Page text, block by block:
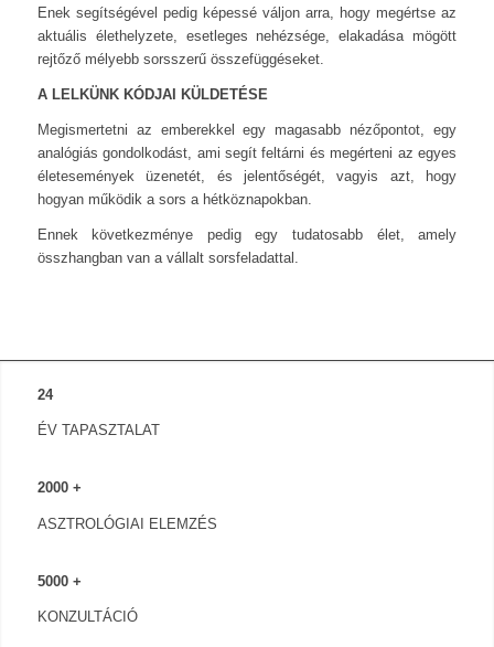
Enek segítségével pedig képessé váljon arra, hogy megértse az
aktuális élethelyzete, esetleges nehézsége, elakadása mögött
rejtőző mélyebb sorsszerű összefüggéseket.
A LELKÜNK KÓDJAI KÜLDETÉSE
Megismertetni az emberekkel egy magasabb nézőpontot, egy
analógiás gondolkodást, ami segít feltárni és megérteni az egyes
életesemények üzenetét, és jelentőségét, vagyis azt, hogy
hogyan működik a sors a hétköznapokban.
Ennek következménye pedig egy tudatosabb élet, amely
összhangban van a vállalt sorsfeladattal.
24
ÉV TAPASZTALAT
2000+
ASZTROLÓGIAI ELEMZÉS
5000+
KONZULTÁCIÓ